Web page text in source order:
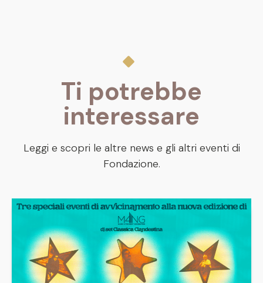
Ti potrebbe
interessare
Leggi e scopri le altre news e gli altri eventi di
Fondazione.